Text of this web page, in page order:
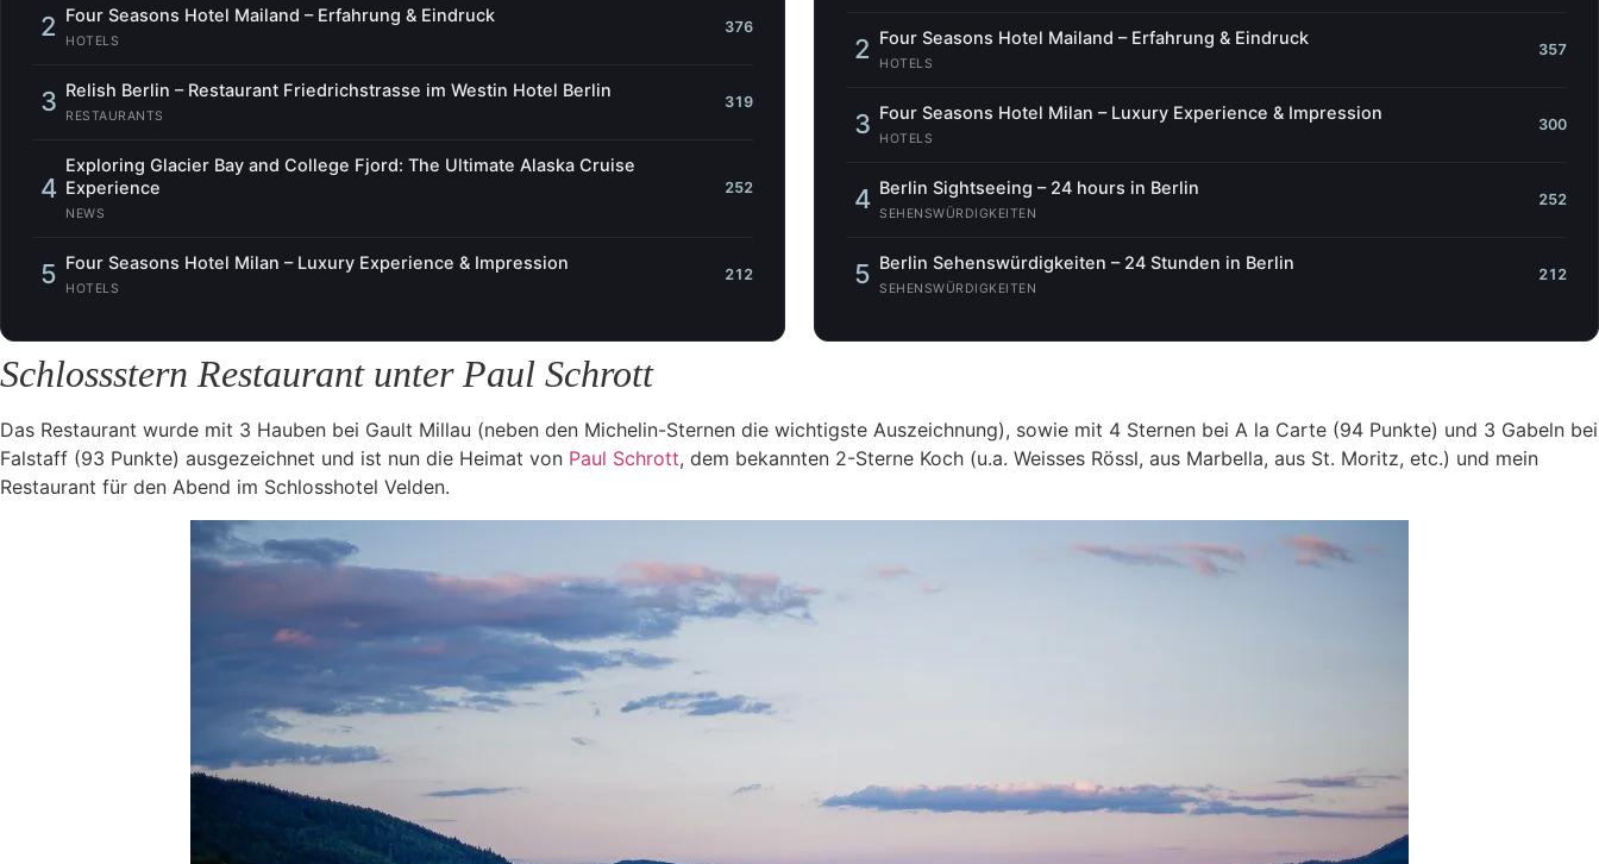
2 Four Seasons Hotel Mailand – Erfahrung & Eindruck
HOTELS
376
3 Relish Berlin – Restaurant Friedrichstrasse im Westin Hotel Berlin
RESTAURANTS
319
4
Exploring Glacier Bay and College Fjord: The Ultimate Alaska Cruise
Experience
NEWS
252
5 Four Seasons Hotel Milan – Luxury Experience & Impression
HOTELS
212
2 Four Seasons Hotel Mailand – Erfahrung & Eindruck
HOTELS
357
3 Four Seasons Hotel Milan – Luxury Experience & Impression
HOTELS
300
4 Berlin Sightseeing – 24 hours in Berlin
SEHENSWÜRDIGKEITEN
252
5 Berlin Sehenswürdigkeiten – 24 Stunden in Berlin
SEHENSWÜRDIGKEITEN
212
Schlossstern Restaurant unter Paul Schrott
Das Restaurant wurde mit 3 Hauben bei Gault Millau (neben den Michelin-Sternen die wichtigste Auszeichnung), sowie mit 4 Sternen bei A la Carte (94 Punkte) und 3 Gabeln bei
Falstaff (93 Punkte) ausgezeichnet und ist nun die Heimat von Paul Schrott, dem bekannten 2-Sterne Koch (u.a. Weisses Rössl, aus Marbella, aus St. Moritz, etc.) und mein
Restaurant für den Abend im Schlosshotel Velden.